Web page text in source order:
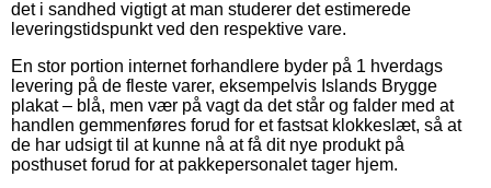
det i sandhed vigtigt at man studerer det estimerede
leveringstidspunkt ved den respektive vare.
En stor portion internet forhandlere byder på 1 hverdags
levering på de fleste varer, eksempelvis Islands Brygge
plakat – blå, men vær på vagt da det står og falder med at
handlen gemmenføres forud for et fastsat klokkeslæt, så at
de har udsigt til at kunne nå at få dit nye produkt på
posthuset forud for at pakkepersonalet tager hjem.